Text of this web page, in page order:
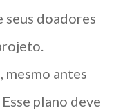
doadores
mesmo antes
plano deve